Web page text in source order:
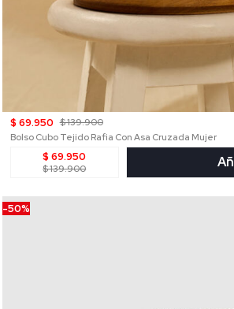
$ 69.950 $ 139.900
Bolso Cubo Tejido Rafia Con Asa Cruzada Mujer
$ 69.950
$ 139.900
-50%